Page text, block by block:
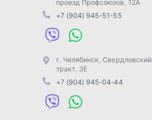
Отправить заявку
Разработка -